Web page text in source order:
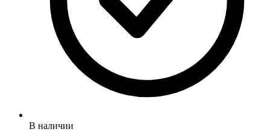
В наличии